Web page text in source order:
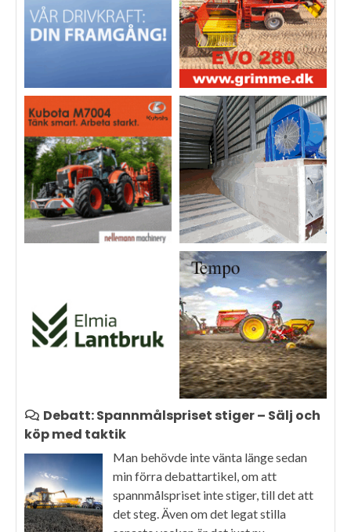
Debatt: Spannmålspriset stiger – Sälj och
köp med taktik
Man behövde inte vänta länge sedan
min förra debattartikel, om att
spannmålspriset inte stiger, till det att
det steg. Även om det legat stilla